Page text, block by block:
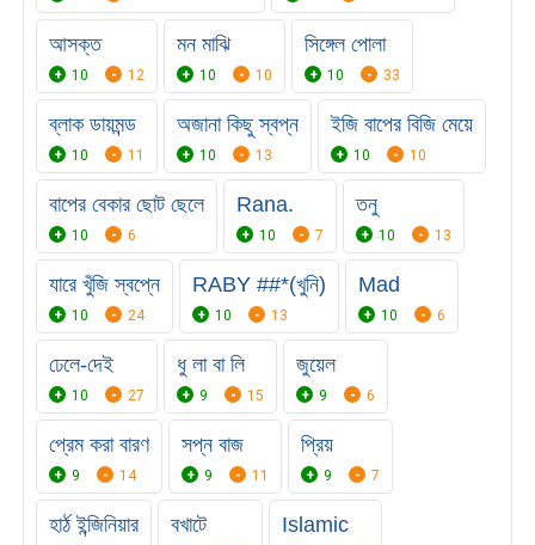
আসক্ত
10 12
মন মাঝি
10 10
সিঙ্গেল পোলা
10 33
ব্লাক ডায়মন্ড
10 11
অজানা কিছু স্বপ্ন
10 13
ইজি বাপের বিজি মেয়ে
10 10
বাপের বেকার ছোট ছেলে
10 6
Rana.
10 7
তনু
10 13
যারে খুঁজি স্বপ্নে
10 24
RABY ##*(খুনি)
10 13
Mad
10 6
ঢেলে-দেই
10 27
ধু লা বা লি
9 15
জুয়েল
9 6
প্রেম করা বারণ
9 14
সপ্ন বাজ
9 11
প্রিয়
9 7
হার্ঠ ইন্জিনিয়ার বখাটে Islamic